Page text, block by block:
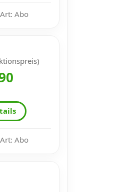
Abo
Abo